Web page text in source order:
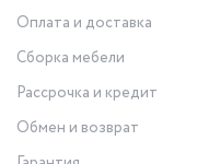
Оплата и доставка
Сборка мебели
Рассрочка и кредит
Обмен и возврат